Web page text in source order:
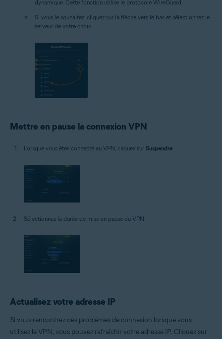
dynamique. Cette fonction utilise le protocole WireGuard.
Si vous le souhaitez, cliquez sur la flèche vers le bas et sélectionnez le
serveur de votre choix.
Mettre en pause la connexion VPN
Lorsque vous êtes connecté au VPN, cliquez sur Suspendre
Sélectionnez la durée de mise en pause du VPN.
Actualisez votre adresse IP
Si vous rencontrez des problèmes de connexion lorsque vous
utilisez le VPN, vous pouvez rafraîchir votre adresse IP. Cliquez sur